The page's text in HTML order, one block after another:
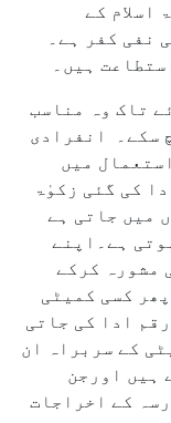
اسلام کے
نفی کفر ہے۔
ہیں۔
تاک وہ مناسب
سکے۔ انفرادی
میں
کی گئی زکوٰۃ
میں جاتی ہے
ہے۔اپنے
مشورہ کرکے
کسی کمیٹی
ادا کی جاتی
کے سربراہ ان
ہیں اورجن
کے اخراجات